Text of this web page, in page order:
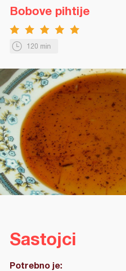
120 min
Bobove pihtije
Sastojci
Potrebno je: